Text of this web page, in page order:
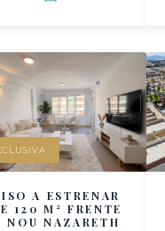
A ESTRENAR
120 M² FRENTE
NOU NAZARETH